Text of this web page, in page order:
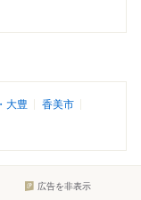
大豊
香美市
広告を非表示